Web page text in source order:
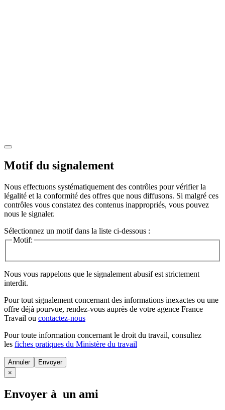
Motif du signalement
Nous effectuons systématiquement des contrôles pour vérifier la
légalité et la conformité des offres que nous diffusons. Si malgré ces
contrôles vous constatez des contenus inappropriés, vous pouvez
nous le signaler.
Sélectionnez un motif dans la liste ci-dessous :
Motif:
Nous vous rappelons que le signalement abusif est strictement
interdit.
Pour tout signalement concernant des informations inexactes ou une
offre déjà pourvue, rendez-vous auprès de votre agence France
Travail ou contactez-nous
Pour toute information concernant le droit du travail, consultez
les fiches pratiques du Ministère du travail
Annuler
×
Envoyer à un ami